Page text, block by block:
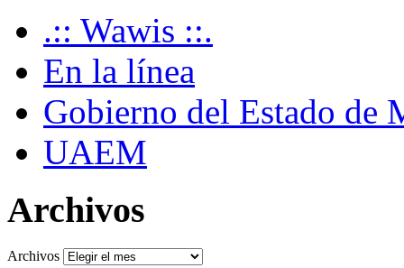
.:: Wawis ::.
En la línea
Gobierno del Estado de
UAEM
Archivos
Archivos